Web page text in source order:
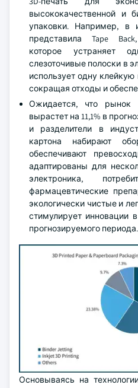
высококачественной и
упаковки. Например, в
представила Tape
которое устраняет
слезоточивые полоски в
использует одну
сокращая отходы и
Ожидается, что рынок
вырастет на 11,1% в
и разделители в
картона набирают
обеспечивают
адаптированы для
электроника,
фармацевтические
экологически чистые и
стимулирует инновации
прогнозируемого периода.
Основываясь на